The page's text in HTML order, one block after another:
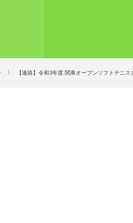
【連絡】令和3年度 関東オープンソフトテニス